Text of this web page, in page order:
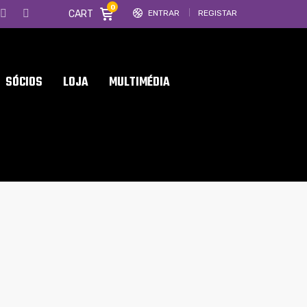
ENTRAR REGISTAR
CART
0
SÓCIOS LOJA MULTIMÉDIA